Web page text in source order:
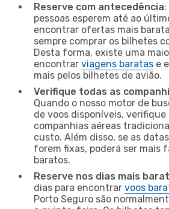
Reserve com antecedência
pessoas esperem até ao
encontrar ofertas mais
sempre comprar os bilhetes
Desta forma, existe uma
encontrar viagens baratas e
mais pelos bilhetes de avião.
Verifique todas as
Quando o nosso motor de
de voos disponíveis,
companhias aéreas
custo. Além disso, se as
forem fixas, poderá ser mais
baratos.
Reserve nos dias mais
dias para encontrar voos
Porto Seguro são